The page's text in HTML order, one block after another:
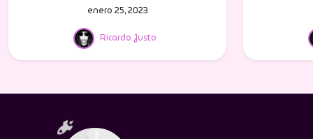
Ricardo Justo
enero 25, 2023